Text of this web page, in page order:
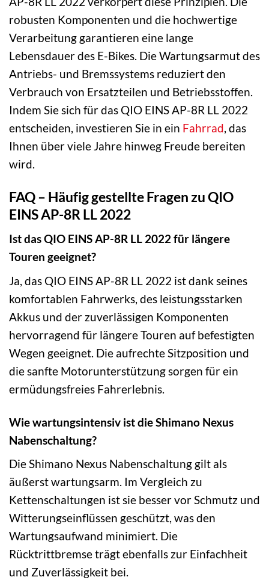
robusten Komponenten und die hochwertige
Verarbeitung garantieren eine lange
Lebensdauer des E-Bikes. Die Wartungsarmut des
Antriebs- und Bremssystems reduziert den
Verbrauch von Ersatzteilen und Betriebsstoffen.
Indem Sie sich für das QIO EINS AP-8R LL 2022
entscheiden, investieren Sie in ein Fahrrad, das
Ihnen über viele Jahre hinweg Freude bereiten
wird.
FAQ – Häufig gestellte Fragen zu QIO
EINS AP-8R LL 2022
Ist das QIO EINS AP-8R LL 2022 für längere
Touren geeignet?
Ja, das QIO EINS AP-8R LL 2022 ist dank seines
komfortablen Fahrwerks, des leistungsstarken
Akkus und der zuverlässigen Komponenten
hervorragend für längere Touren auf befestigten
Wegen geeignet. Die aufrechte Sitzposition und
die sanfte Motorunterstützung sorgen für ein
ermüdungsfreies Fahrerlebnis.
Wie wartungsintensiv ist die Shimano Nexus
Nabenschaltung?
Die Shimano Nexus Nabenschaltung gilt als
äußerst wartungsarm. Im Vergleich zu
Kettenschaltungen ist sie besser vor Schmutz und
Witterungseinflüssen geschützt, was den
Wartungsaufwand minimiert. Die
Rücktrittbremse trägt ebenfalls zur Einfachheit
und Zuverlässigkeit bei.